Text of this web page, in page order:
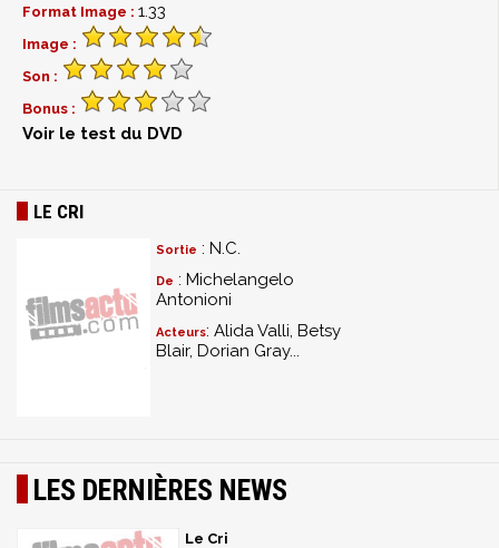
Format Image : 1.33
Image :
Son :
Bonus :
Voir le test du DVD
LE CRI
Sortie : N.C.
De : Michelangelo
Antonioni
Acteurs: Alida Valli, Betsy
Blair, Dorian Gray...
LES DERNIÈRES NEWS
Le Cri